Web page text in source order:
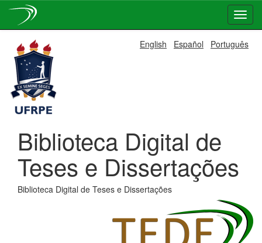
navigation
English Español Português
Biblioteca Digital de
Teses e Dissertações
Biblioteca Digital de Teses e Dissertações